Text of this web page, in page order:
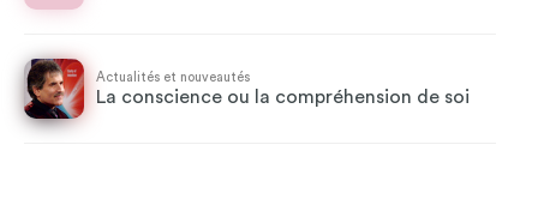
Actualités et nouveautés
La conscience ou la compréhension de soi